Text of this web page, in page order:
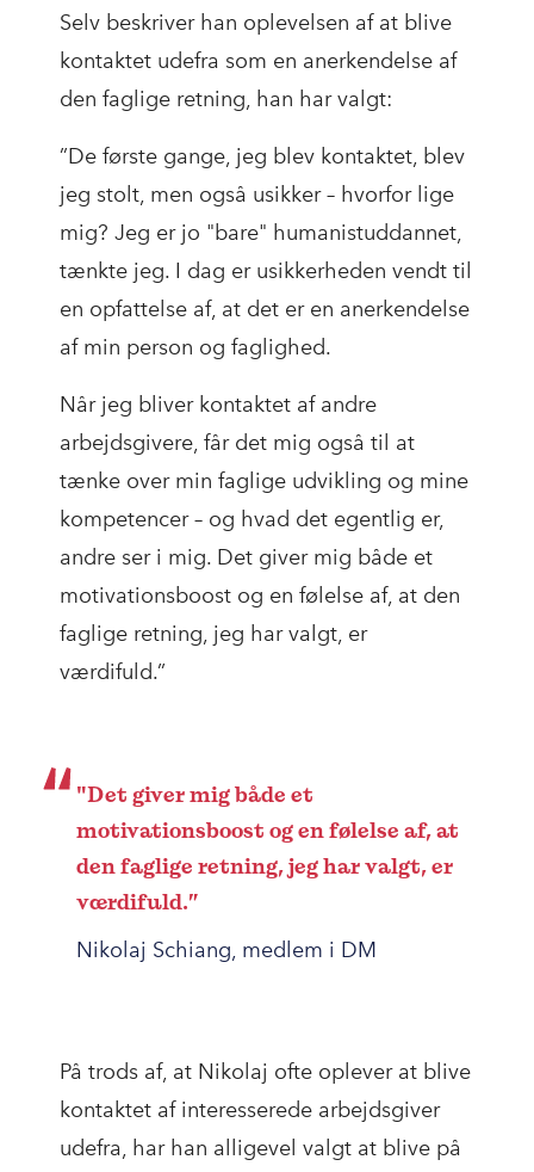
Selv beskriver han oplevelsen af at blive
kontaktet udefra som en anerkendelse af
den faglige retning, han har valgt:
”De første gange, jeg blev kontaktet, blev
jeg stolt, men også usikker – hvorfor lige
mig? Jeg er jo "bare" humanistuddannet,
tænkte jeg. I dag er usikkerheden vendt til
en opfattelse af, at det er en anerkendelse
af min person og faglighed.
Når jeg bliver kontaktet af andre
arbejdsgivere, får det mig også til at
tænke over min faglige udvikling og mine
kompetencer – og hvad det egentlig er,
andre ser i mig. Det giver mig både et
motivationsboost og en følelse af, at den
faglige retning, jeg har valgt, er
værdifuld.”
"Det giver mig både et
motivationsboost og en følelse af, at
den faglige retning, jeg har valgt, er
værdifuld.”
Nikolaj Schiang, medlem i DM
På trods af, at Nikolaj ofte oplever at blive
kontaktet af interesserede arbejdsgiver
udefra, har han alligevel valgt at blive på